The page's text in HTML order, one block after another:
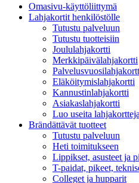
Omasivu-käyttöliittymä
Lahjakortit henkilöstölle
Tutustu palveluun
Tutustu tuotteisiin
Joululahjakortti
Merkkipäivälahjakortti
Eläköitymislahjakortti
Kannustinlahjakortti
Asiakaslahjakortti
Luo useita
Brändättävät tuotteet
Tutustu palveluun
Heti toimitukseen
Lippikset, asusteet ja
T-paidat, pikeet,
Colleget ja hupparit